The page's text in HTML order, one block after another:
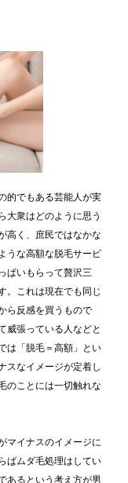
的でもある芸能人が実
大衆はどのように思う
高く、庶民ではなかな
うな高額な脱毛サービ
ぱいもらって贅沢三
。これは現在でも同じ
ら反感を買うもので
威張っている人などと
は「脱毛＝高額」とい
スなイメージが定着し
のことには一切触れな
マイナスのイメージに
ばムダ毛処理はしてい
あるという考え方が男